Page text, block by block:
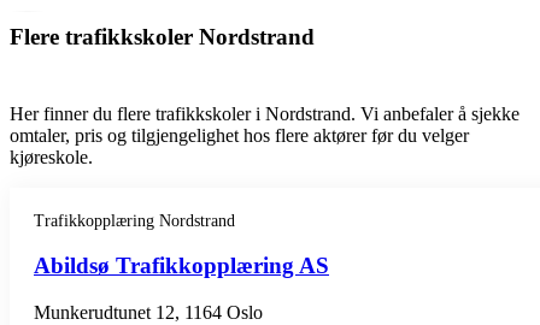
Flere trafikkskoler Nordstrand
Her finner du flere trafikkskoler i Nordstrand. Vi anbefaler å sjekke
omtaler, pris og tilgjengelighet hos flere aktører før du velger
kjøreskole.
Trafikkopplæring Nordstrand
Abildsø Trafikkopplæring AS
Munkerudtunet 12, 1164 Oslo